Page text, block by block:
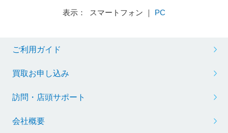
表示： スマートフォン ｜ PC
ご利用ガイド
買取お申し込み
訪問・店頭サポート
会社概要